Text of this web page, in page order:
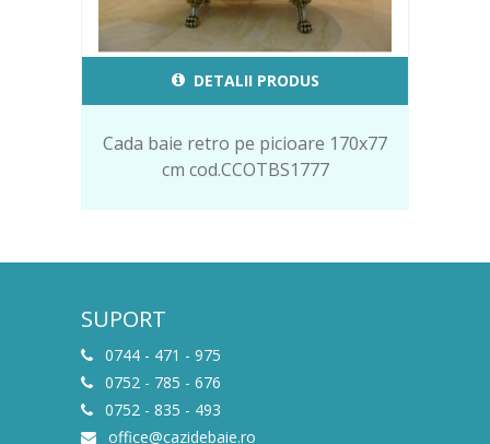
DETALII PRODUS
Cada baie retro pe picioare 170x77
cm cod.CCOTBS1777
SUPORT
0744 - 471 - 975
0752 - 785 - 676
0752 - 835 - 493
office@cazidebaie.ro